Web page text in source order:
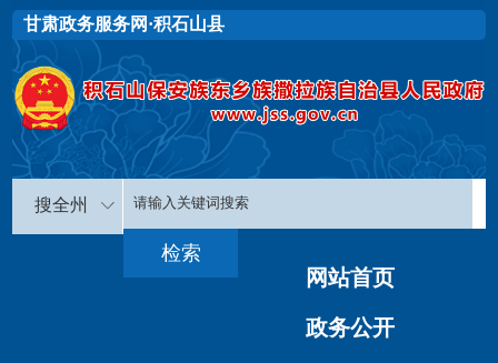
甘肃政务服务网·积石山县
搜全州
网站首页
政务公开